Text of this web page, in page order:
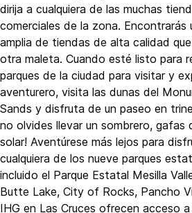
dirija a cualquiera de las muchas
comerciales de la zona. Encontrarás
amplia de tiendas de alta calidad
otra maleta. Cuando esté listo para
parques de la ciudad para visitar y
aventurero, visita las dunas del
Sands y disfruta de un paseo en
no olvides llevar un sombrero,
solar! Aventúrese más lejos para
cualquiera de los nueve parques
incluido el Parque Estatal Mesilla
Butte Lake, City of Rocks, Pancho
IHG en Las Cruces ofrecen acceso